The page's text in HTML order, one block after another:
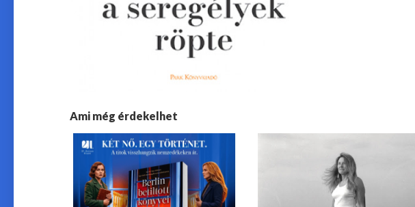
Ami még érdekelhet